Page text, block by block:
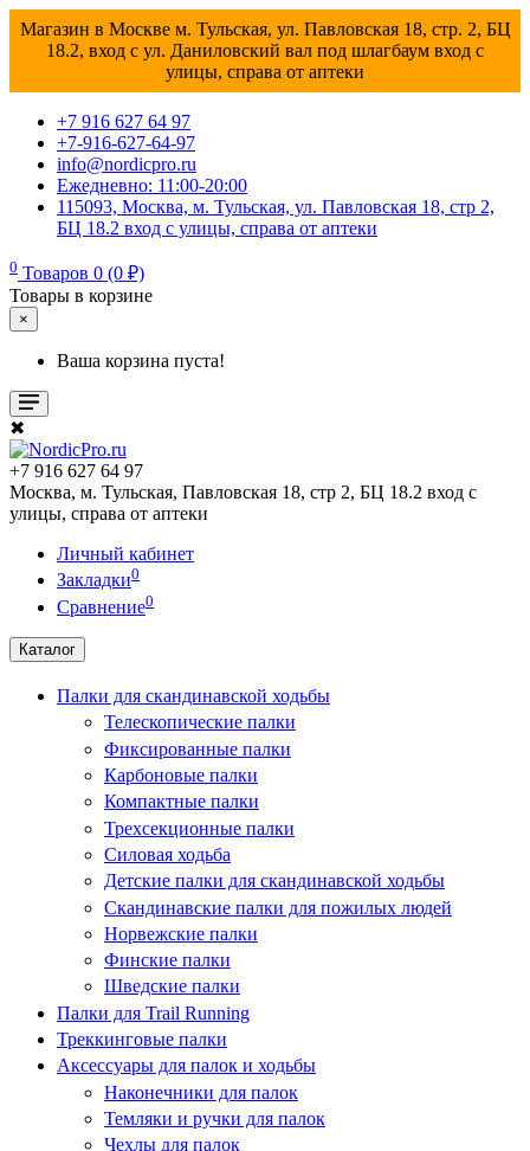
Магазин в Москве м. Тульская, ул. Павловская 18, стр. 2, БЦ
18.2, вход с ул. Даниловский вал под шлагбаум вход с
улицы, справа от аптеки
+7 916 627 64 97
+7-916-627-64-97
info@nordicpro.ru
Ежедневно: 11:00-20:00
115093, Москва, м. Тульская, ул. Павловская 18, стр 2,
БЦ 18.2 вход с улицы, справа от аптеки
0 Товаров 0 (0 ₽)
Товары в корзине
×
Ваша корзина пуста!
✖
+7 916 627 64 97
Москва, м. Тульская, Павловская 18, стр 2, БЦ 18.2 вход с
улицы, справа от аптеки
Личный кабинет
Закладки0
Сравнение0
Каталог
Палки для скандинавской ходьбы
Телескопические палки
Фиксированные палки
Карбоновые палки
Компактные палки
Трехсекционные палки
Силовая ходьба
Детские палки для скандинавской ходьбы
Скандинавские палки для пожилых людей
Норвежские палки
Финские палки
Шведские палки
Палки для Trail Running
Треккинговые палки
Аксессуары для палок и ходьбы
Наконечники для палок
Темляки и ручки для палок
Чехлы для палок